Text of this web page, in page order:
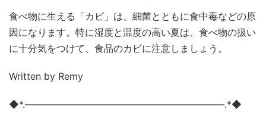
食べ物に生える「カビ」は、細菌とともに食中毒などの原
因になります。特に湿度と温度の高い夏は、食べ物の扱い
に十分気をつけて、食品のカビに注意しましょう。
Written by Remy
◆*.―――――――――――――――――――――.*◆